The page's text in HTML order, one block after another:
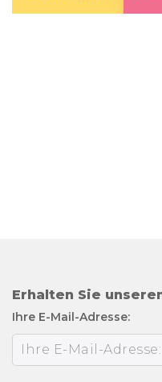
Erhalten Sie
Ihre E-Mail-Adresse: